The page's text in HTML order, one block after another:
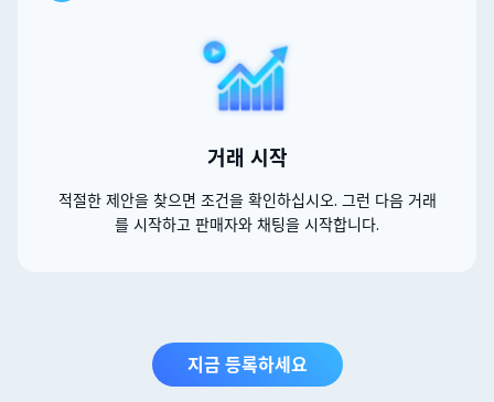
거래 시작
적절한 제안을 찾으면 조건을 확인하십시오. 그런 다음 거래
를 시작하고 판매자와 채팅을 시작합니다.
지금 등록하세요